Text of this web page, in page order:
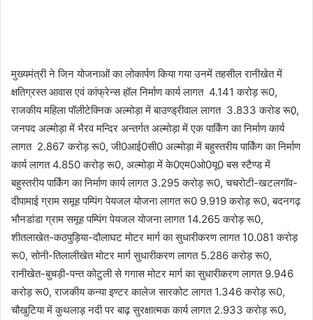
मुख्यमंत्री ने जिन योजनाओं का लोकार्पण किया गया उनमें तहसील रानीखेत में
क्षतिग्रस्त आवास एवं कांफ्रेन्स हॉल निर्माण कार्य लागत 4.141 करोड़ रू0,
राजकीय महिला पॉलीटेक्निक अल्मोड़ा में बाउण्ड्रीवाल लागत 3.833 करोड रू0़,
जनपद अल्मोड़ा में भैरव मन्दिर अन्तर्गत अल्मोड़ा में एक पार्किंग का निर्माण कार्य
लागत 2.867 करोड़ रू0, जी0आई0सी0 अल्मोड़ा में बहुस्तरीय पार्किंग का निर्माण
कार्य लागत 4.850 करोड़ रू0, अल्मोड़ा में के0एम0ओ0यू0 बस स्टैण्ड में
बहुस्तरीय पार्किंग का निर्माण कार्य लागत 3.295 करोड़ रू0, चचरोटी-खटलगॉव-
दीपामाई ग्राम समूह पम्पिंग पेयजल योजना लागत रू0 9.919 करोड़ रू0, बदनगढ़
भौनडांडा ग्राम समूह पम्पिंग पेयजल योजना लागत 14.265 करोड़ रू0,
शीतलाखेत-कठपुड़िया-दौलाघट मोटर मार्ग का सुधारीकरण लागत 10.081 करोड़
रू0, सोनी-तिलालीखेत मोटर मार्ग सुधारीकरण लागत 5.286 करोड़ रू0,
रानीखेत-बुचड़ी-पन्त कोटुली से गगास मोटर मार्ग का सुधारीकरण लागत 9.946
करोड़ रू0, राजकीय कन्या इण्टर कालेज सारकोट लागत 1.346 करोड़ रू0,
चौखुटिया में कुथलाड़ नदी पर बाढ़ सुरक्षात्मक कार्य लागत 2.933 करोड़ रू0,